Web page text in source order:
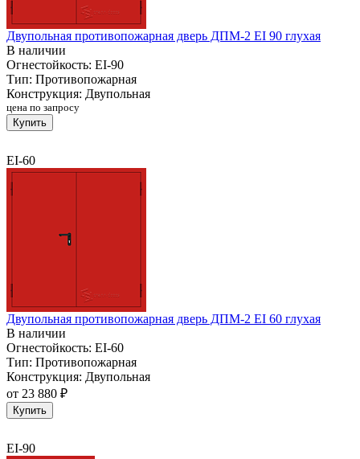
Двупольная противопожарная дверь ДПМ-2 EI 90 глухая
В наличии
Огнестойкость: EI-90
Тип: Противопожарная
Конструкция: Двупольная
цена по запросу
Купить
EI-60
Двупольная противопожарная дверь ДПМ-2 EI 60 глухая
В наличии
Огнестойкость: EI-60
Тип: Противопожарная
Конструкция: Двупольная
от 23 880 ₽
Купить
EI-90